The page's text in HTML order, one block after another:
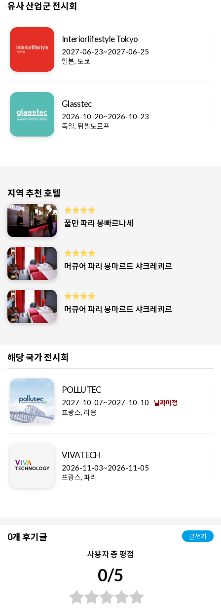
유사 산업군 전시회
Interiorlifestyle Tokyo
2027-06-23~2027-06-25
일본, 도쿄
Glasstec
2026-10-20~2026-10-23
독일, 뒤셀도르프
지역 추천 호텔
풀만 파리 몽빠르나세
머큐어 파리 몽마르트 샤크레쾨르
머큐어 파리 몽마르트 샤크레쾨르
해당 국가 전시회
POLLUTEC
2027-10-07~2027-10-10 날짜미정
프랑스, 리옹
VIVATECH
2026-11-03~2026-11-05
프랑스, 파리
0개 후기글 글쓰기
사용자 총 평점
0/5